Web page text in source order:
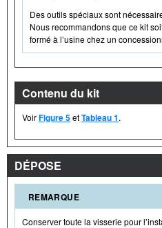
Des outils spéciaux sont
Nous recommandons que ce kit
formé à l’usine chez un
Contenu du kit
VoirFigure 5etTableau 1.
DÉPOSE
REMARQUE
Conserver toute la visserie pour